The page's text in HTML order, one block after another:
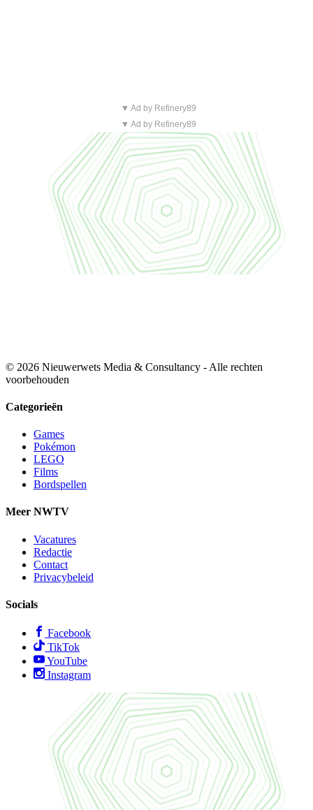
▼ Ad by Refinery89
▼ Ad by Refinery89
© 2026 Nieuwerwets Media & Consultancy - Alle rechten
voorbehouden
Categorieën
Games
Pokémon
LEGO
Films
Bordspellen
Meer NWTV
Vacatures
Redactie
Contact
Privacybeleid
Socials
Facebook
TikTok
YouTube
Instagram